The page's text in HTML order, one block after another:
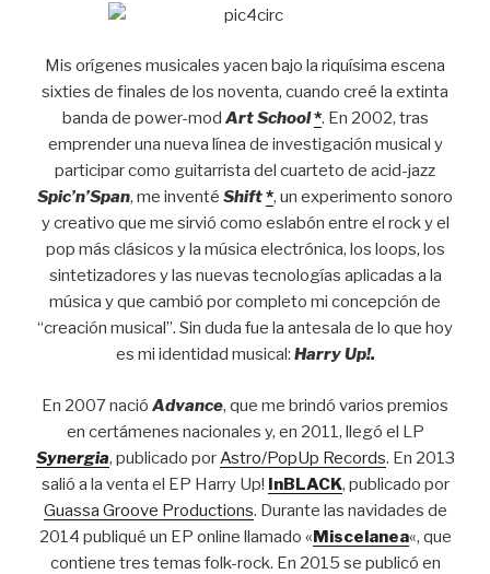
Mis orígenes musicales yacen bajo la riquísima escena
sixties de finales de los noventa, cuando creé la extinta
banda de power-mod Art School*. En 2002, tras
emprender una nueva línea de investigación musical y
participar como guitarrista del cuarteto de acid-jazz
Spic’n’Span, me inventé Shift*, un experimento sonoro
y creativo que me sirvió como eslabón entre el rock y el
pop más clásicos y la música electrónica, los loops, los
sintetizadores y las nuevas tecnologías aplicadas a la
música y que cambió por completo mi concepción de
“creación musical”. Sin duda fue la antesala de lo que hoy
es mi identidad musical: Harry Up!.
En 2007 nació Advance, que me brindó varios premios
en certámenes nacionales y, en 2011, llegó el LP
Synergia, publicado por Astro/PopUp Records. En 2013
salió a la venta el EP Harry Up! InBLACK, publicado por
Guassa Groove Productions. Durante las navidades de
2014 publiqué un EP online llamado «Miscelanea«, que
contiene tres temas folk-rock. En 2015 se publicó en